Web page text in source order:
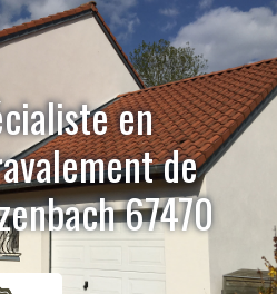
en
de
67470